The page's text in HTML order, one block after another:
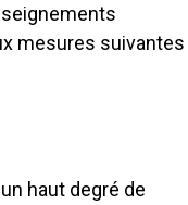
mesures suivantes
haut degré de